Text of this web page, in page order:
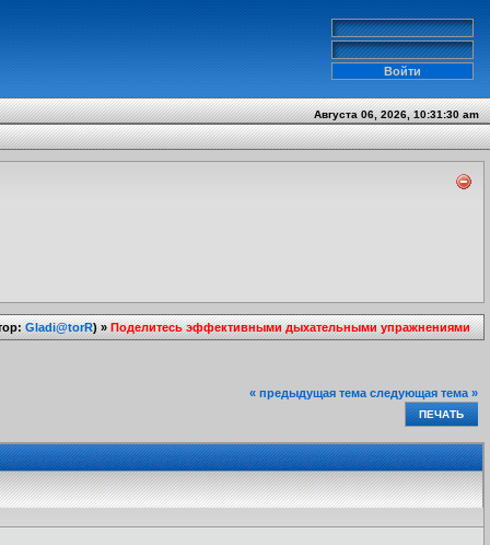
Августа 06, 2026, 10:31:30 am
Gladi@torR) »Поделитесь эффективными дыхательными упражнениями
« предыдущая тема следующая тема »
ПЕЧАТЬ